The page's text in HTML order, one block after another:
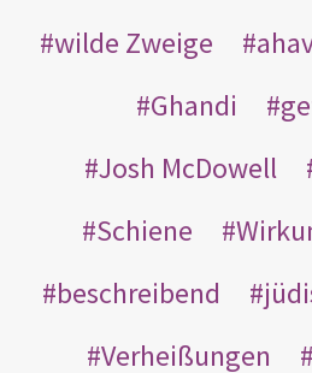
wilde Zweige
Ghandi
Josh McDowell
Schiene
beschreibend
Verheißungen